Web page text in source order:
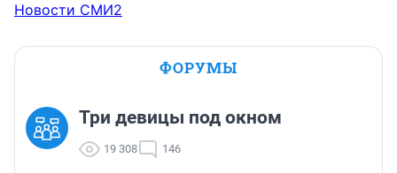
Новости СМИ2
ФОРУМЫ
Три девицы под окном
19 308 146